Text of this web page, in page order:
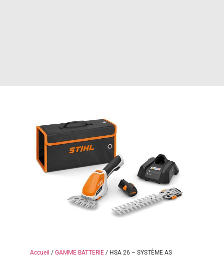
Accueil / GAMME BATTERIE / HSA 26 – SYSTÈME AS